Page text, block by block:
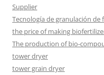
Supplier
Tecnología de granulación
the price of making
The production of bio-
tower dryer
tower grain dryer